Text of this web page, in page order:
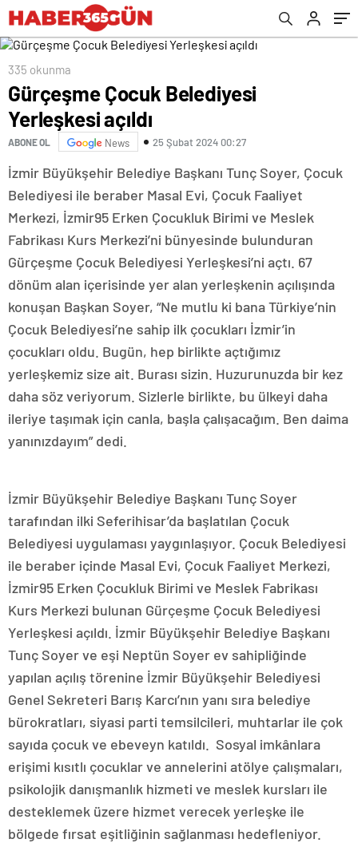
335 okunma
Gürçeşme Çocuk Belediyesi
Yerleşkesi açıldı
ABONE OL News 25 Şubat 2024 00:27
İzmir Büyükşehir Belediye Başkanı Tunç Soyer, Çocuk
Belediyesi ile beraber Masal Evi, Çocuk Faaliyet
Merkezi, İzmir95 Erken Çocukluk Birimi ve Meslek
Fabrikası Kurs Merkezi’ni bünyesinde bulunduran
Gürçeşme Çocuk Belediyesi Yerleşkesi’ni açtı. 67
dönüm alan içerisinde yer alan yerleşkenin açılışında
konuşan Başkan Soyer, “Ne mutlu ki bana Türkiye’nin
Çocuk Belediyesi’ne sahip ilk çocukları İzmir’in
çocukları oldu. Bugün, hep birlikte açtığımız
yerleşkemiz size ait. Burası sizin. Huzurunuzda bir kez
daha söz veriyorum. Sizlerle birlikte, bu ülkeyi daha
ileriye taşımak için canla, başla çalışacağım. Ben daima
yanınızdayım” dedi.
İzmir Büyükşehir Belediye Başkanı Tunç Soyer
tarafından ilki Seferihisar’da başlatılan Çocuk
Belediyesi uygulaması yaygınlaşıyor. Çocuk Belediyesi
ile beraber içinde Masal Evi, Çocuk Faaliyet Merkezi,
İzmir95 Erken Çocukluk Birimi ve Meslek Fabrikası
Kurs Merkezi bulunan Gürçeşme Çocuk Belediyesi
Yerleşkesi açıldı. İzmir Büyükşehir Belediye Başkanı
Tunç Soyer ve eşi Neptün Soyer ev sahipliğinde
yapılan açılış törenine İzmir Büyükşehir Belediyesi
Genel Sekreteri Barış Karcı’nın yanı sıra belediye
bürokratları, siyasi parti temsilcileri, muhtarlar ile çok
sayıda çocuk ve ebeveyn katıldı. Sosyal imkânlara
erişimi kısıtlı çocuklar ve annelerini atölye çalışmaları,
psikolojik danışmanlık hizmeti ve meslek kursları ile
desteklemek üzere hizmet verecek yerleşke ile
bölgede fırsat eşitliğinin sağlanması hedefleniyor.